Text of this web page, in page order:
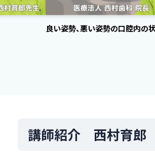
良い姿勢、悪い姿勢の口腔内の
講師紹介 西村育郎